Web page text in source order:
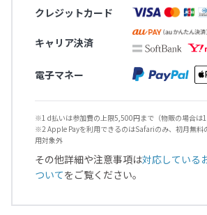
クレジットカード
キャリア決済
電子マネー
※1 d払いは参加費の上限5,500円まで（物販の場合は
※2 Apple Payを利用できるのはSafariのみ、初月無料
用対象外
その他詳細や注意事項は対応している
ついてをご覧ください。